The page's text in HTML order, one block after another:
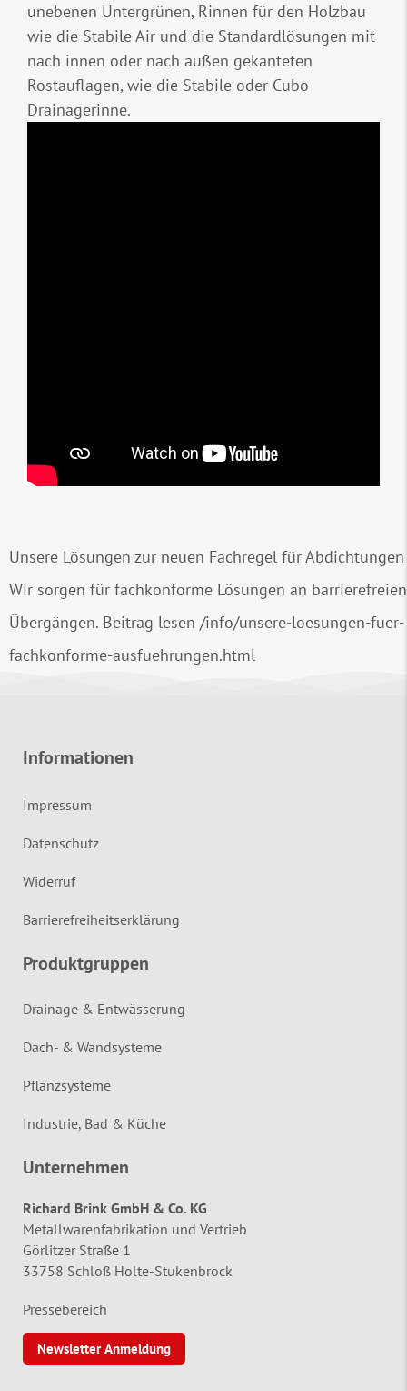
unebenen Untergrünen, Rinnen für den Holzbau
wie die Stabile Air und die Standardlösungen mit
nach innen oder nach außen gekanteten
Rostauflagen, wie die Stabile oder Cubo
Drainagerinne.
Unsere Lösungen zur neuen Fachregel für Abdichtungen
Wir sorgen für fachkonforme Lösungen an barrierefreien
Übergängen. Beitrag lesen /info/unsere-loesungen-fuer-
fachkonforme-ausfuehrungen.html
Informationen
Impressum
Datenschutz
Widerruf
Barrierefreiheitserklärung
Produktgruppen
Drainage & Entwässerung
Dach- & Wandsysteme
Pflanzsysteme
Industrie, Bad & Küche
Unternehmen
Richard Brink GmbH & Co. KG
Metallwarenfabrikation und Vertrieb
Görlitzer Straße 1
33758 Schloß Holte-Stukenbrock
Pressebereich
Newsletter Anmeldung